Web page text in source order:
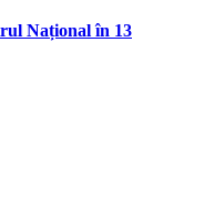
Național în 13